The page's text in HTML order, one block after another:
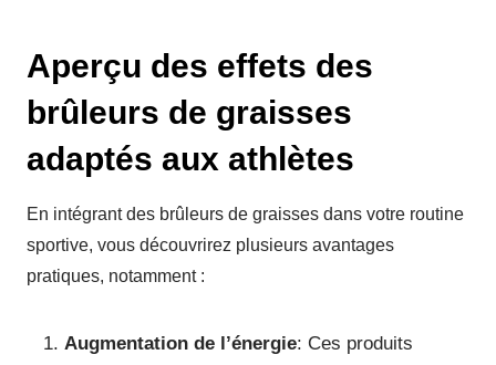
Aperçu des effets des
brûleurs de graisses
adaptés aux athlètes
En intégrant des brûleurs de graisses dans votre routine
sportive, vous découvrirez plusieurs avantages
pratiques, notamment :
Augmentation de l’énergie: Ces produits